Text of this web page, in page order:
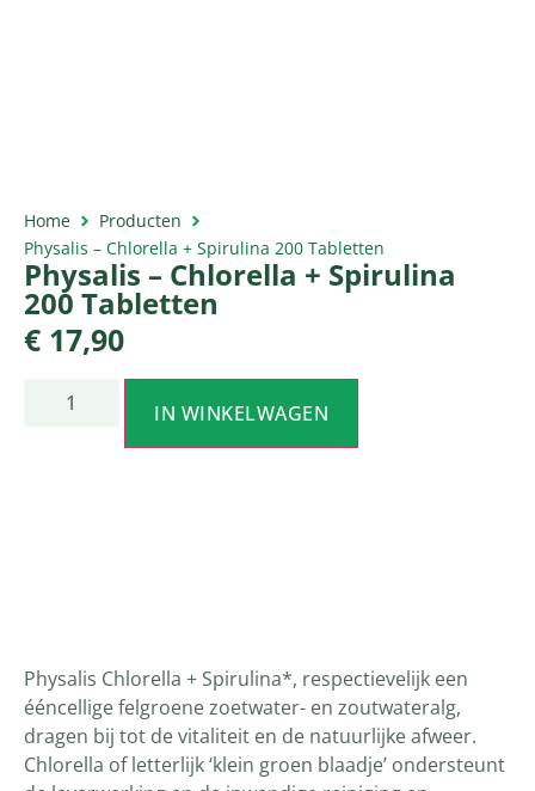
Home
Producten
Physalis – Chlorella + Spirulina 200 Tabletten
Physalis – Chlorella + Spirulina
200 Tabletten
€ 17,90
IN WINKELWAGEN
Physalis Chlorella + Spirulina*, respectievelijk een
ééncellige felgroene zoetwater- en zoutwateralg,
dragen bij tot de vitaliteit en de natuurlijke afweer.
Chlorella of letterlijk ‘klein groen blaadje’ ondersteunt